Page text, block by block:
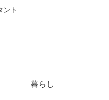
ント
暮らし